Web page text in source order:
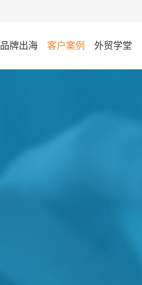
品牌出海 客户案例 外贸学堂